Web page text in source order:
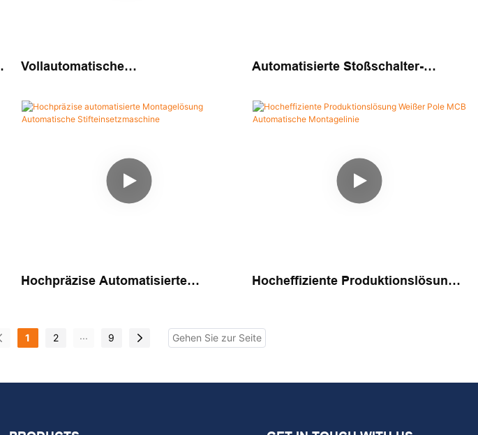
Vollautomatische
Automatisierte Stoßschalter-
Roboterstaubsaugerteile
Hochpräzise Automatisierte
Hocheffiziente Produktionslösung
1 2 ... 9